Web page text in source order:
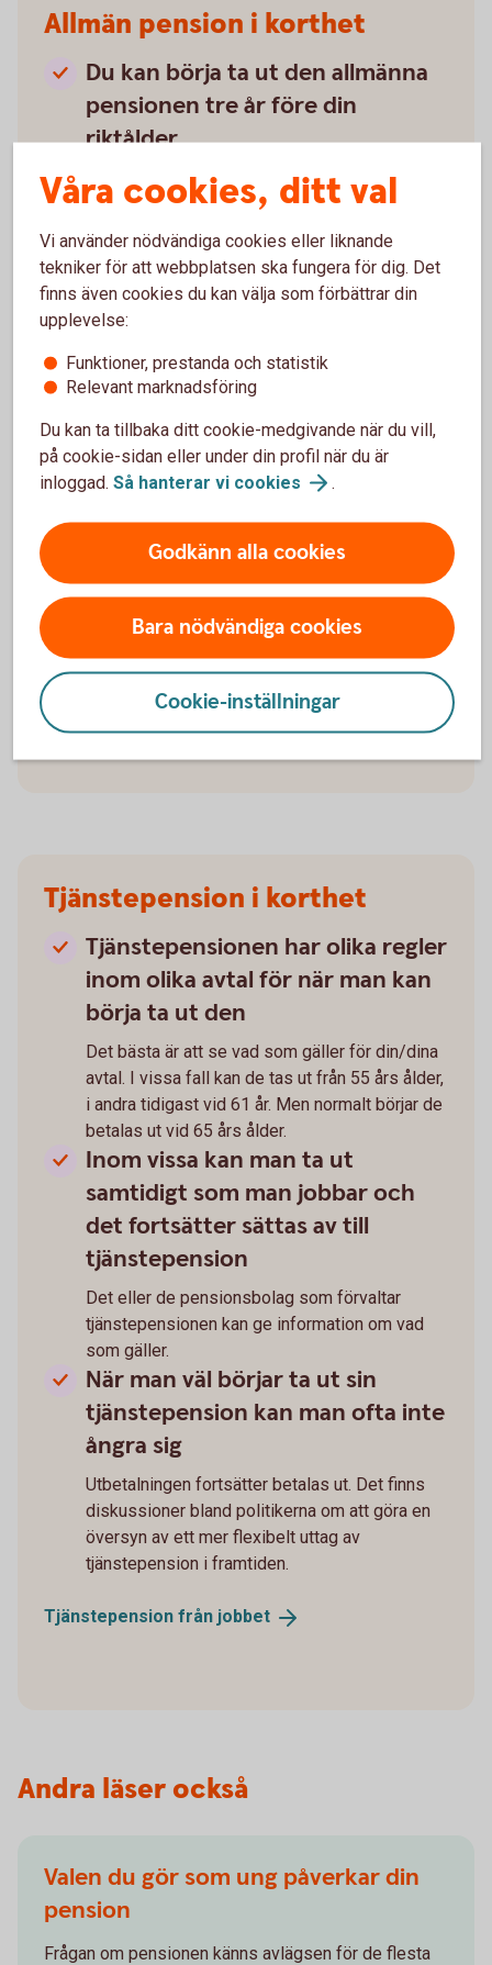
Allmän pension i korthet
Du kan börja ta ut den allmänna
pensionen tre år före din
riktålder
Riktåldern för pension är 67 år (2026).
pension?
Den är flexibel
Även om du börjar ta ut den kan du ändra och
Du behöver inte ta ut hela
pensionen på en gång
Välj att ta ut 25, 50, 75 eller 100 procent.
Du kan fortsätta jobba heltid och
Då fortsätter det sättas av pengar till din
Den allmänna pensionen betalas
ut så länge du lever
Allmän pension frånstaten
Tjänstepension i korthet
Tjänstepensionen har olika regler
inom olika avtal för när man kan
börja ta ut den
Det bästa är att se vad som gäller för din/dina
avtal. I vissa fall kan de tas ut från 55 års ålder,
i andra tidigast vid 61 år. Men normalt börjar de
betalas ut vid 65 års ålder.
Inom vissa kan man ta ut
samtidigt som man jobbar och
det fortsätter sättas av till
tjänstepension
Det eller de pensionsbolag som förvaltar
tjänstepensionen kan ge information om vad
som gäller.
När man väl börjar ta ut sin
tjänstepension kan man ofta inte
ångra sig
Utbetalningen fortsätter betalas ut. Det finns
diskussioner bland politikerna om att göra en
översyn av ett mer flexibelt uttag av
tjänstepension i framtiden.
Tjänstepension från jobbet
Andra läser också
Valen du gör som ung påverkar din
pension
Frågan om pensionen känns avlägsen för de flesta
Våra cookies, ditt val
Vi använder nödvändiga cookies eller liknande
tekniker för att webbplatsen ska fungera för dig. Det
finns även cookies du kan välja som förbättrar din
upplevelse:
Funktioner, prestanda och statistik
Relevant marknadsföring
Du kan ta tillbaka ditt cookie-medgivande när du vill,
på cookie-sidan eller under din profil när du är
inloggad. Så hanterar vi cookies .
Godkänn alla cookies
Bara nödvändiga cookies
Cookie-inställningar